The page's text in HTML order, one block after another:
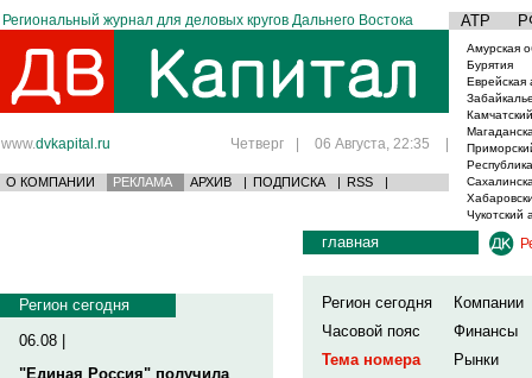
Региональный журнал для деловых кругов Дальнего Востока АТР
www.dvkapital.ru Четверг | 06 Августа, 22:35 |
О КОМПАНИИ РЕКЛАМА АРХИВ | ПОДПИСКА | RSS |
Амурская
Бурятия
Еврейская
Чукотский
Регион сегодня
06.08 |
"Единая Россия" получила
главная
Регион сегодня
Компании
Часовой пояс
Финансы
Тема номера
Рынки